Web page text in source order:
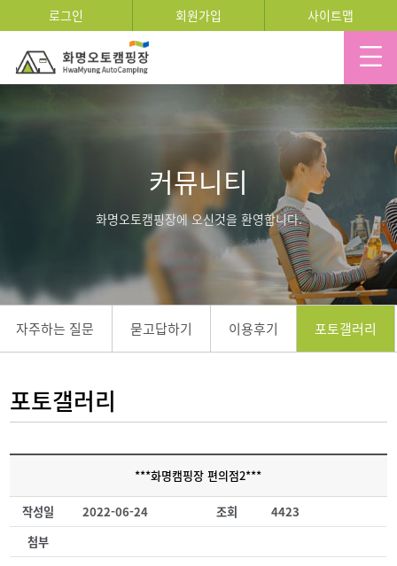
로그인 회원가입 사이트맵
커뮤니티
화명오토캠핑장에 오신것을 환영합니다.
자주하는 질문 묻고답하기 이용후기 포토갤러리
포토갤러리
***화명캠핑장 편의점2***
작성일 2022-06-24 조회
4423
첨부